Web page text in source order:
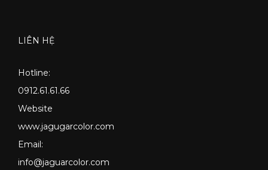
LIÊN HỆ
Hotline:
0912.61.61.66
Website
www.jagugarcolor.com
Email:
info@jaguarcolor.com